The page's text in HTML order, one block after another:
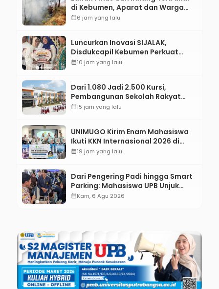
di Kebumen, Aparat dan Warga
Padamkan Api Secara Manual
calendar_month6 jam yang lalu
Luncurkan Inovasi SIJALAK,
Disdukcapil Kebumen Perkuat
Jejaring Literasi Adminduk hingga
calendar_month10 jam yang lalu
Dari 1.080 Jadi 2.500 Kursi,
Pembangunan Sekolah Rakyat
Kebumen Ditargetkan Mulai
calendar_month15 jam yang lalu
UNIMUGO Kirim Enam Mahasiswa
Ikuti KKN Internasional 2026 di
ASEAN dan Hong Kong
calendar_month19 jam yang lalu
Dari Pengering Padi hingga Smart
Parking: Mahasiswa UPB Unjuk
Gigi Lewat Pameran CODEX 2
calendar_monthKam, 6 Agu 2026